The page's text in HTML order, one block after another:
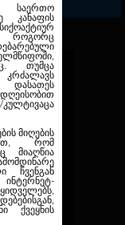
საერთო
კანაფის
როგორც
თუმცა
დასათეს
მიღების
რომ
მიაღწია
ჩვენგან
ინტერნეტ-
ქვეყნის